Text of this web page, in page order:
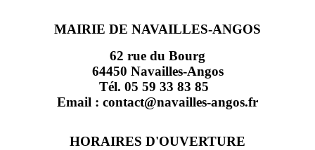
MAIRIE DE NAVAILLES-ANGOS
62 rue du Bourg
64450 Navailles-Angos
Tél. 05 59 33 83 85
Email : contact@navailles-angos.fr
HORAIRES D'OUVERTURE